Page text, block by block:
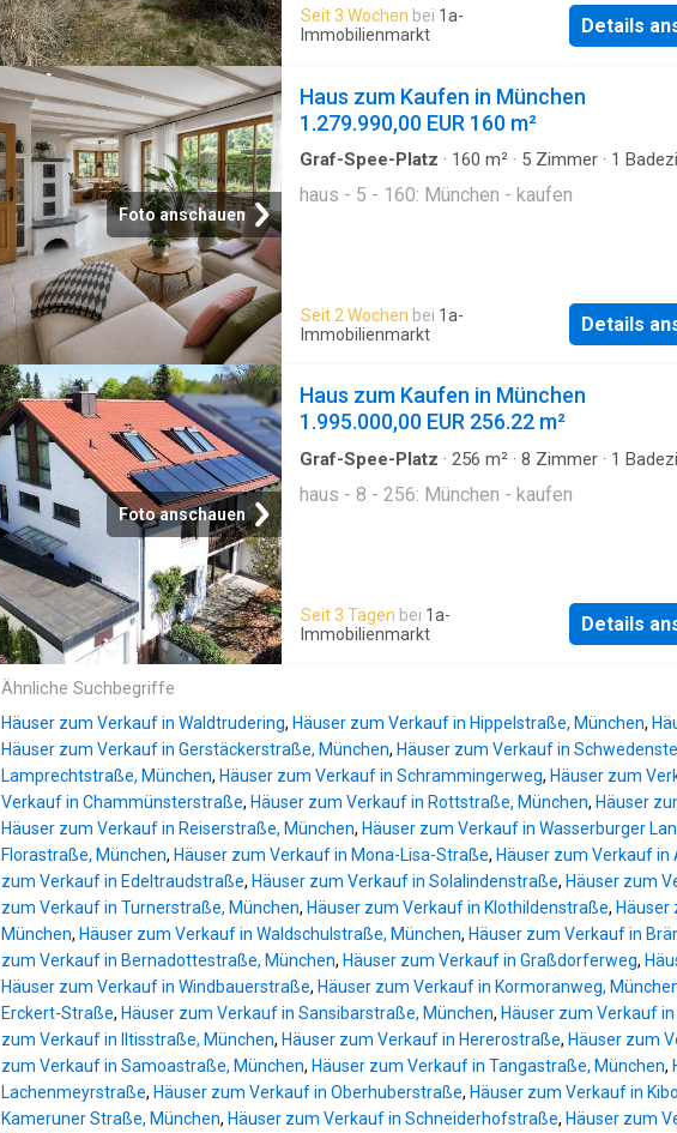
Monaten. Der große Kellerraum
auch als Wohnraum bzw. Büro nutzbar. Zur
Zusammen gefasst ist diese Immobilie ideal
Familien, die ein modernes und k
Seit 3 Wochen bei 1a-
Immobilienmarkt
Details
Foto anschauen
Haus zum Kaufen in München
1.279.990,00 EUR 160 m²
Graf-Spee-Platz · 160 m² · 5 Zimmer · 1
haus - 5 - 160: München - kaufen
Seit 2 Wochen bei 1a-
Immobilienmarkt
Details
Foto anschauen
Haus zum Kaufen in München
1.995.000,00 EUR 256.22 m²
Graf-Spee-Platz · 256 m² · 8 Zimmer · 1
haus - 8 - 256: München - kaufen
Seit 3 Tagen bei 1a-
Immobilienmarkt
Details
Ähnliche Suchbegriffe
Häuser zum Verkauf in Waldtrudering, Häuser zum Verkauf in Hippelstraße, München,
Häuser zum Verkauf in Gerstäckerstraße, München, Häuser zum Verkauf in
Lamprechtstraße, München, Häuser zum Verkauf in Schrammingerweg, Häuser zum
Verkauf in Chammünsterstraße, Häuser zum Verkauf in Rottstraße, München, Häuser
Häuser zum Verkauf in Reiserstraße, München, Häuser zum Verkauf in Wasserburger
Florastraße, München, Häuser zum Verkauf in Mona-Lisa-Straße, Häuser zum Verkauf in
zum Verkauf in Edeltraudstraße, Häuser zum Verkauf in Solalindenstraße, Häuser zum
zum Verkauf in Turnerstraße, München, Häuser zum Verkauf in Klothildenstraße, Häuser
München, Häuser zum Verkauf in Waldschulstraße, München, Häuser zum Verkauf in
zum Verkauf in Bernadottestraße, München, Häuser zum Verkauf in Graßdorferweg,
Häuser zum Verkauf in Windbauerstraße, Häuser zum Verkauf in Kormoranweg,
Erckert-Straße, Häuser zum Verkauf in Sansibarstraße, München, Häuser zum Verkauf
zum Verkauf in Iltisstraße, München, Häuser zum Verkauf in Hererostraße, Häuser zum
zum Verkauf in Samoastraße, München, Häuser zum Verkauf in Tangastraße, München,
Lachenmeyrstraße, Häuser zum Verkauf in Oberhuberstraße, Häuser zum Verkauf in
Kameruner Straße, München, Häuser zum Verkauf in Schneiderhofstraße, Häuser zum